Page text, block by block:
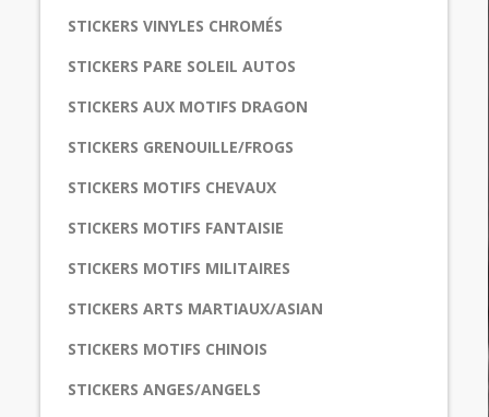
STICKERS VINYLES CHROMÉS
STICKERS PARE SOLEIL AUTOS
STICKERS AUX MOTIFS DRAGON
STICKERS GRENOUILLE/FROGS
STICKERS MOTIFS CHEVAUX
STICKERS MOTIFS FANTAISIE
STICKERS MOTIFS MILITAIRES
STICKERS ARTS MARTIAUX/ASIAN
STICKERS MOTIFS CHINOIS
STICKERS ANGES/ANGELS